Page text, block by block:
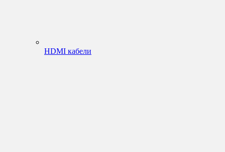
HDMI кабели